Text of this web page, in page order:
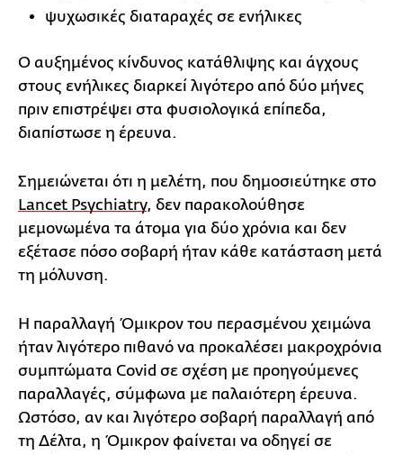
ψυχωσικές διαταραχές σε ενήλικες
Ο αυξημένος κίνδυνος κατάθλιψης και άγχους
στους ενήλικες διαρκεί λιγότερο από δύο μήνες
πριν επιστρέψει στα φυσιολογικά επίπεδα,
διαπίστωσε η έρευνα.
Σημειώνεται ότι η μελέτη, που δημοσιεύτηκε στο
Lancet Psychiatry, δεν παρακολούθησε
μεμονωμένα τα άτομα για δύο χρόνια και δεν
εξέτασε πόσο σοβαρή ήταν κάθε κατάσταση μετά
τη μόλυνση.
Η παραλλαγή Όμικρον του περασμένου χειμώνα
ήταν λιγότερο πιθανό να προκαλέσει μακροχρόνια
συμπτώματα Covid σε σχέση με προηγούμενες
παραλλαγές, σύμφωνα με παλαιότερη έρευνα.
Ωστόσο, αν και λιγότερο σοβαρή παραλλαγή από
τη Δέλτα, η Όμικρον φαίνεται να οδηγεί σε